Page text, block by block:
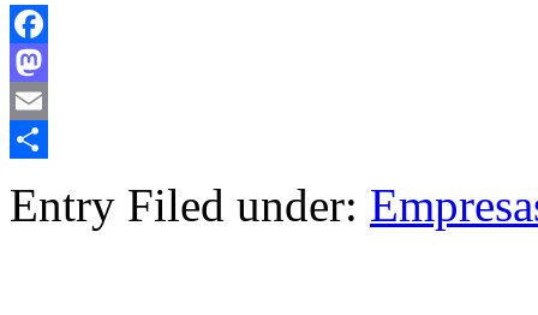
Facebook
Mastodon
Email
Entry Filed under: